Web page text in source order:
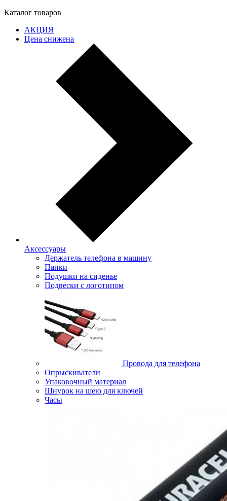
Каталог товаров
АКЦИЯ
Цена снижена
Аксессуары
Держатель телефона в машину
Папки
Подушки на сиденье
Подвески с логотипом
Провода для телефона
Опрыскиватели
Упаковочный материал
Шнурок на шею для ключей
Часы